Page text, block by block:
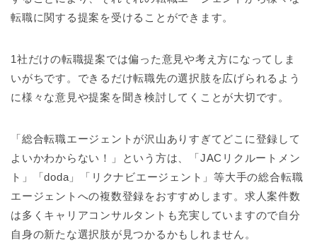
転職に関する提案を受けることができます。
1社だけの転職提案では偏った意見や考え方になってしま
いがちです。できるだけ転職先の選択肢を広げられるよう
に様々な意見や提案を聞き検討してくことが大切です。
「総合転職エージェントが沢山ありすぎてどこに登録して
よいかわからない！」という方は、「JACリクルートメン
ト」「doda」「リクナビエージェント」等大手の総合転職
エージェントへの複数登録をおすすめします。求人案件数
は多くキャリアコンサルタントも充実していますので自分
自身の新たな選択肢が見つかるかもしれません。